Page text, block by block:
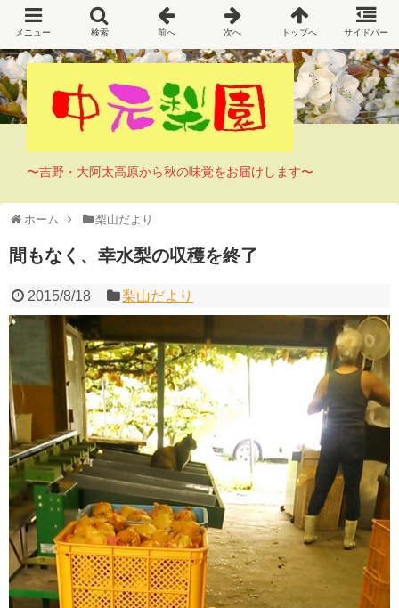
〜吉野・大阿太高原から秋の味覚をお届けします〜
ホーム 梨山だより
間もなく、幸水梨の収穫を終了
2015/8/18 梨山だより